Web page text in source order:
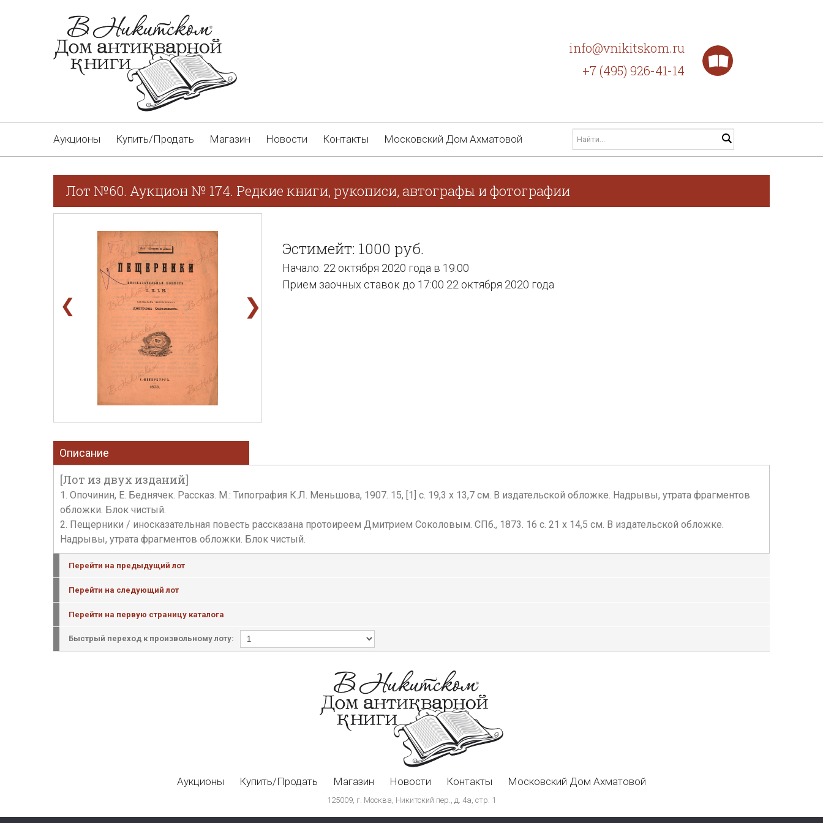
info@vnikitskom.ru
+7 (495) 926-41-14
Аукционы Купить/Продать Магазин Новости Контакты Московский Дом Ахматовой
Лот №60. Аукцион № 174. Редкие книги, рукописи, автографы и фотографии
❮ ❯
Эстимейт: 1000 руб.
Начало: 22 октября 2020 года в 19:00
Прием заочных ставок до 17:00 22 октября 2020 года
Описание
[Лот из двух изданий]
1. Опочинин, Е. Беднячек. Рассказ. М.: Типография К.Л. Меньшова, 1907. 15, [1] с. 19,3 х 13,7 см. В издательской обложке. Надрывы, утрата фрагментов
обложки. Блок чистый.
2. Пещерники / иносказательная повесть рассказана протоиреем Дмитрием Соколовым. СПб., 1873. 16 с. 21 х 14,5 см. В издательской обложке.
Надрывы, утрата фрагментов обложки. Блок чистый.
Перейти на предыдущий лот
Перейти на следующий лот
Перейти на первую страницу каталога
Быстрый переход к произвольному лоту:
Аукционы Купить/Продать Магазин Новости Контакты Московский Дом Ахматовой
125009, г. Москва, Никитский пер., д. 4а, стр. 1